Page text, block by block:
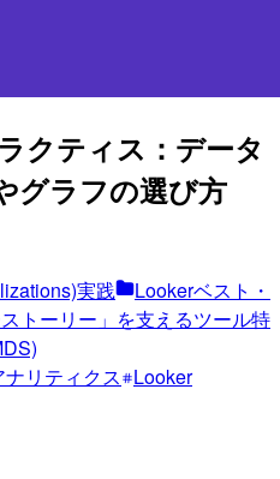
クティス：データ
グラフの選び方
実践
Lookerベスト・
ストーリー」を支えるツール特
リティクス Looker